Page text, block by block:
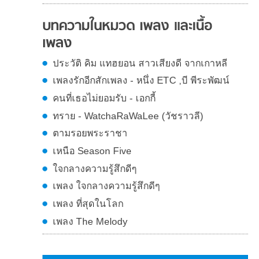
บทความในหมวด เพลง และเนื้อ
เพลง
ประวัติ คิม แทฮยอน สาวเสียงดี จากเกาหลี
เพลงรักอีกสักเพลง - หนึ่ง ETC ,บี พีระพัฒน์
คนที่เธอไม่ยอมรับ - เอกกี้
ทราย - WatchaRaWaLee (วัชราวลี)
ตามรอยพระราชา
เหนือ Season Five
ใจกลางความรู้สึกดีๆ
เพลง ใจกลางความรู้สึกดีๆ
เพลง ที่สุดในโลก
เพลง The Melody